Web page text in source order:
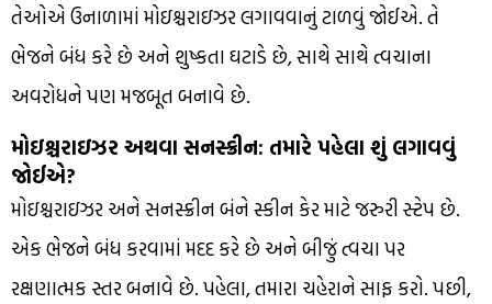
તેઓએ ઉનાળામાં મોઇશ્ચરાઇઝર લગાવવાનું ટાળવું જોઈએ. તે
ભેજને બંધ કરે છે અને શુષ્કતા ઘટાડે છે, સાથે સાથે ત્વચાના
અવરોધને પણ મજબૂત બનાવે છે.
મોઇશ્ચરાઇઝર અથવા સનસ્ક્રીન: તમારે પહેલા શું લગાવવું
જોઈએ?
મોઇશ્ચરાઇઝર અને સનસ્ક્રીન બંને સ્કીન કેર માટે જરુરી સ્ટેપ છે.
એક ભેજને બંધ કરવામાં મદદ કરે છે અને બીજું ત્વચા પર
રક્ષણાત્મક સ્તર બનાવે છે. પહેલા, તમારા ચહેરાને સાફ કરો. પછી,